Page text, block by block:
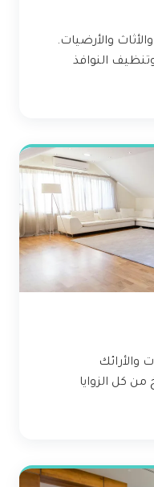
والأرضيات.
النوافذ
والأرائك
من كل الزوايا